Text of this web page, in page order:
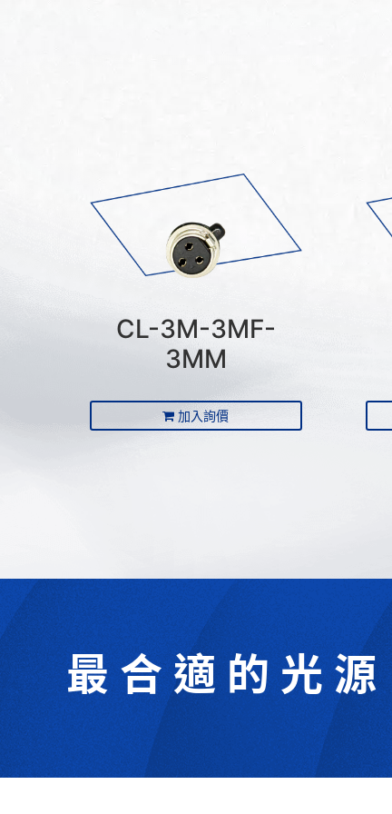
CL-3M-3MF-
3MM
加入詢價
最合適的光源